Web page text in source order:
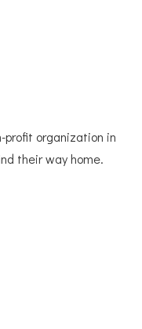
profit organization in
their way home.